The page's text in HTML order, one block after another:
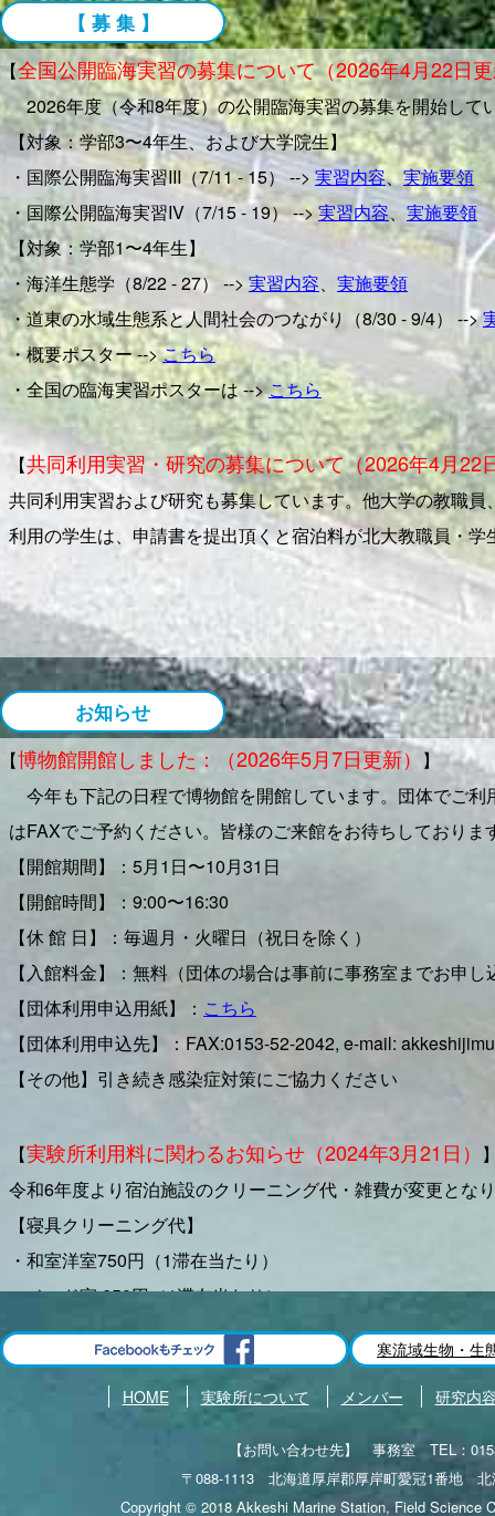
・2023.12.26：東海テレビ「碧い楽園 〜地球のミライをつ
ラッコの生息地である霧多布岬を訪れ、その生態
地球碧い楽園 〜地球のミライをつなごう〜（
・2023.12.21：ブルーカーボンの研究を進めるために一般
行われています。厚岸臨海実験所も参加します。皆
地球温暖化対策の希望｜ブルーカーボンの早
・2023.12.1：メンバー の研究テーマを更新しました．
・2023.7.27：Willy Angrainiさんが修士論文発表会で発表を
・2023.4.27：昨年度の修士論文と卒業研究の研究題目を
・2023.4.12：メンバー更新．GAMEプロジェクトでLilliさ
・2023.4.12：メンバー更新．新4年生3名（工藤さん、津金
・2023.2.10：甲田さん、齋藤さん、関岡さんが修論発表を
・2023.2.1：有泉さん、井口さん、川島さん、文谷さんが
・2023.1.17：北大の研究を発信するウェブマガジン「リサ
・リサーチタイムズ：【動画公開】知のフィ
【2022年】
・2022.11.1：北大の広報誌「リテラポプリ」で厚岸臨海実
・実験所の紹介ページ
・「リテラポプリ」サイト
・2022.6.22：寳金総長と横田理事・副学長が実験所の視察
・2022.4.26：メンバー更新．GAMEプロジェクトでLindaさ
・2022.4.13：ソニーグループと「ソーシャル・イノベー
農業・森林・海洋分野の中で、海洋では仲岡所長が
・ 北大プレスリリースサイトはこちら
・2022.4.4：
卒業生の研究テーマ
・2022.4.1： メンバー 更新．新4年生4名（有泉さん、井口
・2022.1.5：
メンバー更新．新M1（Willyさん）が加わりま
【2021年】
・2021.4.9：メンバー更新．新4年生（飯尾さん、伊藤さ
【2020年】
・2020.10.17：厚岸湖・別寒辺牛湿原「やちっこクラブ」
・2020.10.10：厚岸町海事記念館主催のこともクラブで、
の環境セミナーを行いました。 -->こちら
・2020.8.1：厚岸町海事記念館との共催事業「大黒島海鳥
どの解説を行いました。 --> その模様の北海道
・2020.6.5：仲岡所長がFMヨコハマの「海を守ろう！」
計８回） -->
・2020.1.12：大黒自然研究会主催のシンポジウム「身近
をおこないました。 -->こちら
【 募 集 】
【全国公開臨海実習の募集について（2026年4月22日
2026年度（令和8年度）の公開臨海実習の募集を開始して
【対象：学部3〜4年生、および大学院生】
・国際公開臨海実習III（7/11 - 15） --> 実習内容、実施要領
・国際公開臨海実習IV（7/15 - 19） -->実習内容、実施要領
【対象：学部1〜4年生】
・海洋生態学（8/22 - 27） --> 実習内容、 実施要領
・道東の水域生態系と人間社会のつながり（8/30 - 9/4） -->
・概要ポスター -->こちら
・全国の臨海実習ポスターは -->こちら
【共同利用実習・研究の募集について（2026年4月22
共同利用実習および研究も募集しています。他大学の教職
利用の学生は、申請書を提出頂くと宿泊料が北大教職員・
お知らせ
【博物館開館しました：（2026年5月7日更新） 】
今年も下記の日程で博物館を開館しています。団体でご
はFAXでご予約ください。皆様のご来館をお待ちしておりま
【開館期間】：5月1日〜10月31日
【開館時間】：9:00〜16:30
【休 館 日】：毎週月・火曜日（祝日を除く）
【入館料金】：無料（団体の場合は事前に事務室までお申
【団体利用申込用紙】： こちら
【団体利用申込先】：FAX:0153-52-2042, e-mail:
【その他】引き続き感染症対策にご協力ください
【実験所利用料に関わるお知らせ（2024年3月21日）
令和6年度より宿泊施設のクリーニング代・雑費が変更とな
【寝具クリーニング代】
・和室洋室750円（1滞在当たり）
・ベッド室 650円（1滞在当たり）
【その他雑費】
・200円（1泊当たり）
実験所利用に関わるお知らせとお願い（2023年5月
本学の新型コロナウイルス感染拡大防止のための北海道大
寒流域生物・生
HOME 実験所について メンバー 研究内
【お問い合わせ先】 事務室 TEL：
〒088-1113 北海道厚岸郡厚岸町愛冠1番地 北
Copyright © 2018 Akkeshi Marine Station, Field Science